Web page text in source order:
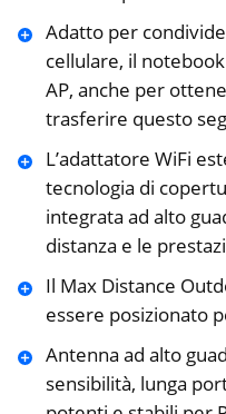
Adatto per
cellulare, il
AP, anche per
trasferire questo
L’adattatore WiFi
tecnologia di
integrata ad alto
distanza e le
Il Max Distance
essere posizionato
Antenna ad alto
sensibilità, lunga